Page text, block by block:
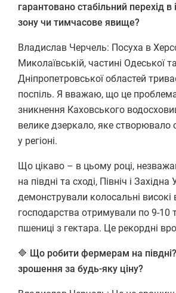
гарантовано стабільний перехід
зону чи тимчасове явище?
Владислав Черчель: Посуха в
Миколаївській, частині Одеської та
Дніпропетровської областей
поспіль. Я вважаю, що це
зникнення Каховського
велике дзеркало, яке створювало
у регіоні.
Що цікаво – в цьому році,
на півдні та сході, Північ і Західна
демонстрували колосальні високі
господарства отримували по 9-10
пшениці з гектара. Це рекордні
🔷 Що робити фермерам на
зрошення за будь-яку ціну?